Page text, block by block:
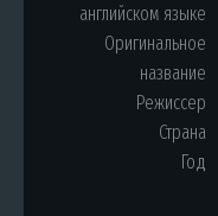
английском языке
Оригинальное
название
Режиссер
Страна
Год